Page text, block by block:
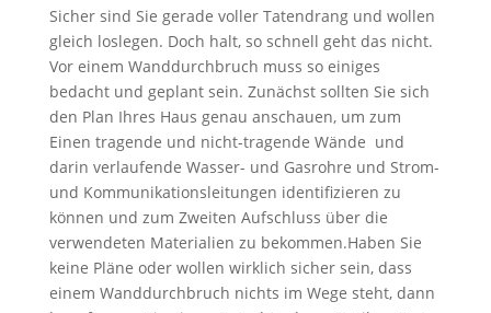
Sicher sind Sie gerade voller Tatendrang und wollen
gleich loslegen. Doch halt, so schnell geht das nicht.
Vor einem Wanddurchbruch muss so einiges
bedacht und geplant sein. Zunächst sollten Sie sich
den Plan Ihres Haus genau anschauen, um zum
Einen tragende und nicht-tragende Wände und
darin verlaufende Wasser- und Gasrohre und Strom-
und Kommunikationsleitungen identifizieren zu
können und zum Zweiten Aufschluss über die
verwendeten Materialien zu bekommen.Haben Sie
keine Pläne oder wollen wirklich sicher sein, dass
einem Wanddurchbruch nichts im Wege steht, dann